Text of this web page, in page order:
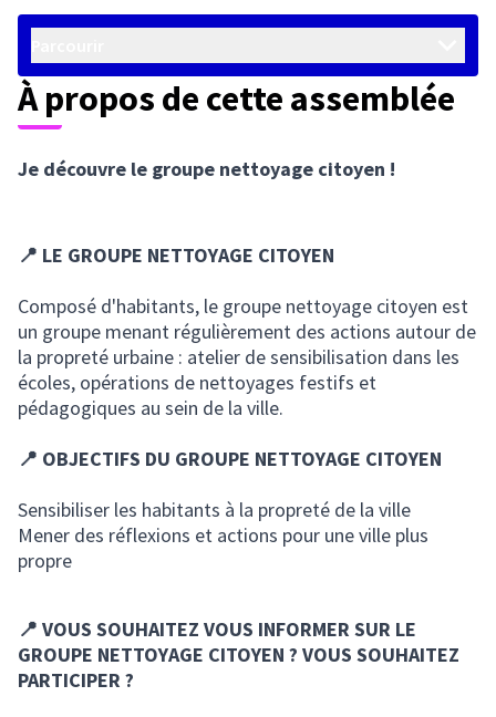
À propos de cette assemblée
Je découvre le groupe nettoyage citoyen !
📍 LE GROUPE NETTOYAGE CITOYEN
Composé d'habitants, le groupe nettoyage citoyen est
un groupe menant régulièrement des actions autour de
la propreté urbaine : atelier de sensibilisation dans les
écoles, opérations de nettoyages festifs et
pédagogiques au sein de la ville.
📍 OBJECTIFS DU GROUPE NETTOYAGE CITOYEN
Sensibiliser les habitants à la propreté de la ville
Mener des réflexions et actions pour une ville plus
propre
📍 VOUS SOUHAITEZ VOUS INFORMER SUR LE
GROUPE NETTOYAGE CITOYEN ? VOUS SOUHAITEZ
PARTICIPER ?